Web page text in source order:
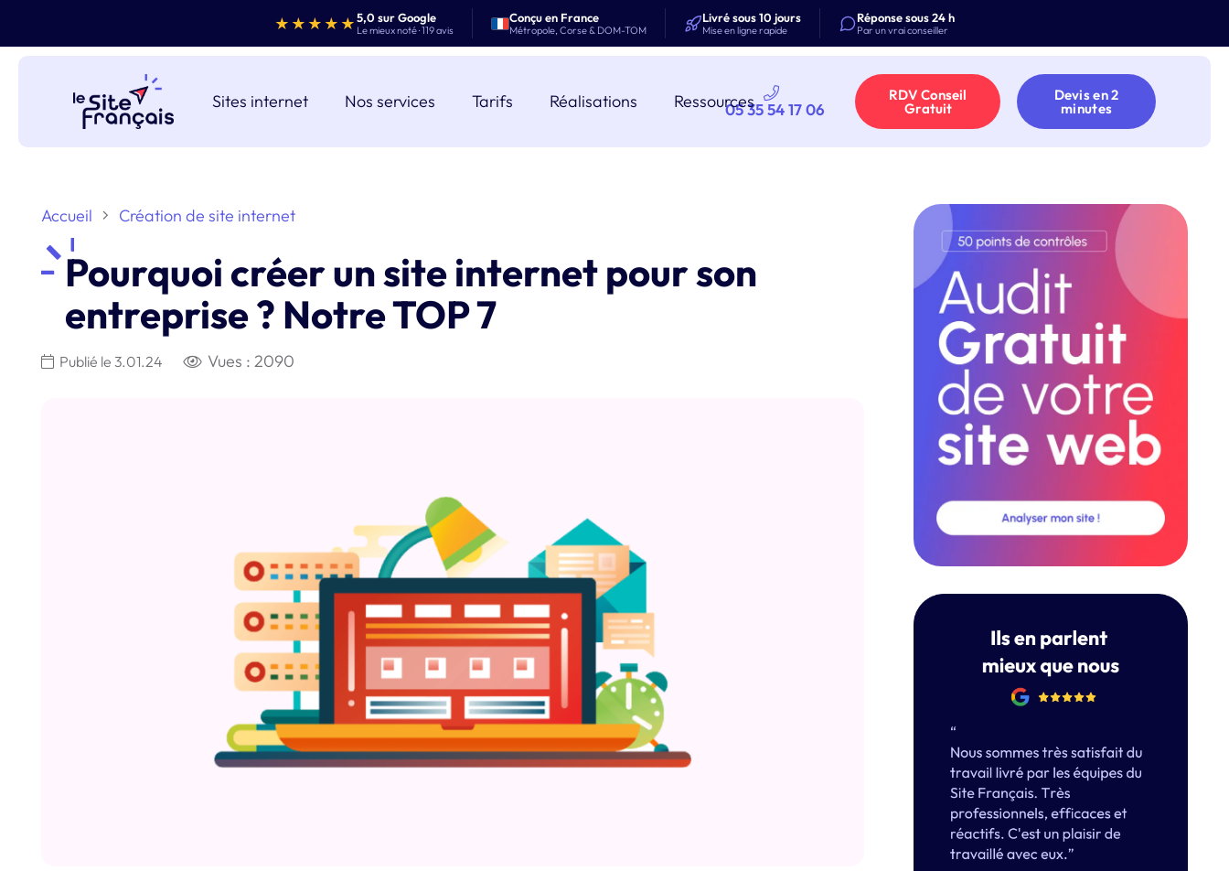
★★★★★5,0 sur Google
Le mieux noté · 119 avis
Conçu en France
Métropole, Corse & DOM-TOM
Livré sous 10 jours
Mise en ligne rapide
Réponse sous 24 h
Par un vrai conseiller
Sites internet Nos services Tarifs Réalisations Ressources05 35 54 17 06
RDV Conseil
Gratuit
Devis en 2
minutes
Accueil Création de site internet
Pourquoi créer un site internet pour son
entreprise ? Notre TOP 7
Publié le3.01.24 Vues :2090